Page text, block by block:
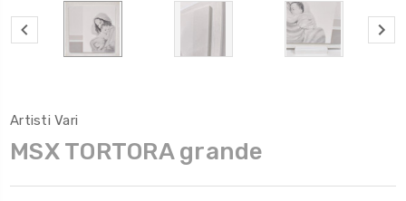
Artisti Vari
MSX TORTORA grande